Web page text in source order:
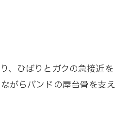
、ひばりとガクの急接近を
がらバンドの屋台骨を支え